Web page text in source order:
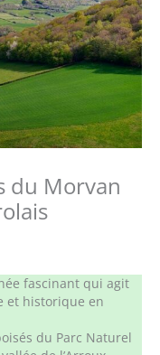
du Morvan
fascinant qui agit
et historique en
du Parc Naturel